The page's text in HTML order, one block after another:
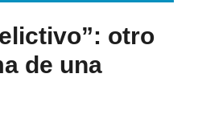
otro
de una